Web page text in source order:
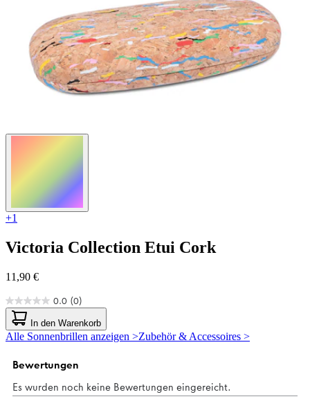
+1
Victoria Collection Etui Cork
11,90 €
0.0 (0)
0.0
von
5
Sternen.
In den Warenkorb
Alle Sonnenbrillen anzeigen >Zubehör & Accessoires >